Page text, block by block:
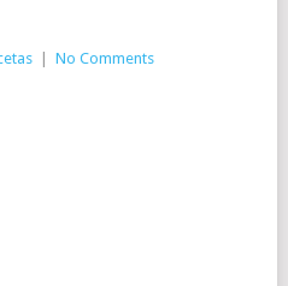
| No Comments